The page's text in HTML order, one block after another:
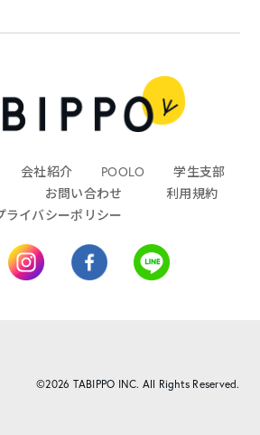
会社紹介 POOLO
学生支部
お問い合わせ
利用規約
ライバシーポリシー
©2026 TABIPPO INC. All Rights Reserved.